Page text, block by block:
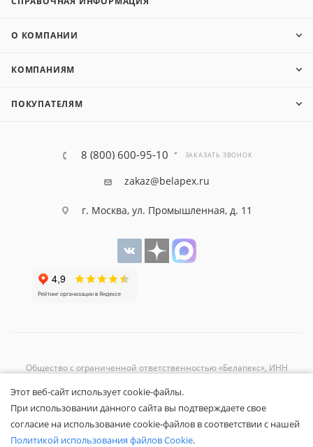
О КОМПАНИИ
КОМПАНИЯМ
ПОКУПАТЕЛЯМ
8 (800) 600-95-10 ЗАКАЗАТЬ ЗВОНОК
zakaz@belapex.ru
г. Москва, ул. Промышленная, д. 11
Общество с ограниченной ответственностью «Белапекс», ИНН
Обращаем ваше внимание, что вся представленная на сайте
информация носит исключительно информационный характер и не
является публичной офертой.
Вы принимаете условияполитики
Этот веб-сайт использует cookie-файлы.
При использовании данного сайта вы подтверждаете свое
согласие на использование cookie-файлов в соответствии с нашей
Политикой использования файлов Cookie.